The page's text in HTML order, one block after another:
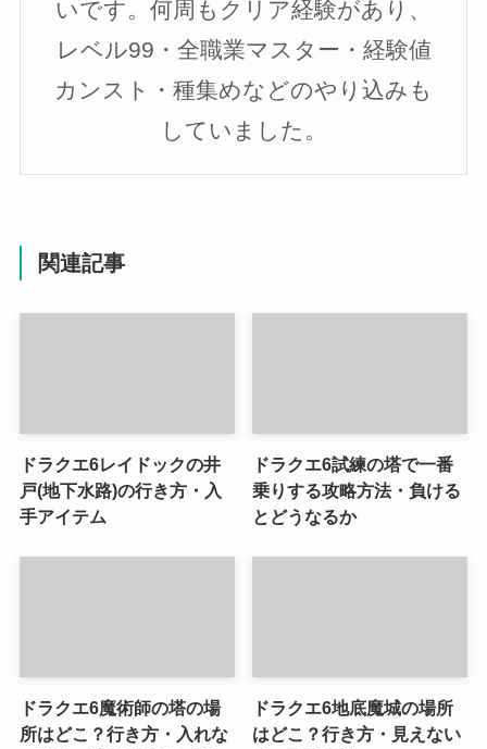
いです。何周もクリア経験があり、
レベル99・全職業マスター・経験値
カンスト・種集めなどのやり込みも
していました。
関連記事
ドラクエ6レイドックの井
戸(地下水路)の行き方・入
手アイテム
ドラクエ6試練の塔で一番
乗りする攻略方法・負ける
とどうなるか
ドラクエ6魔術師の塔の場
所はどこ？行き方・入れな
ドラクエ6地底魔城の場所
はどこ？行き方・見えない